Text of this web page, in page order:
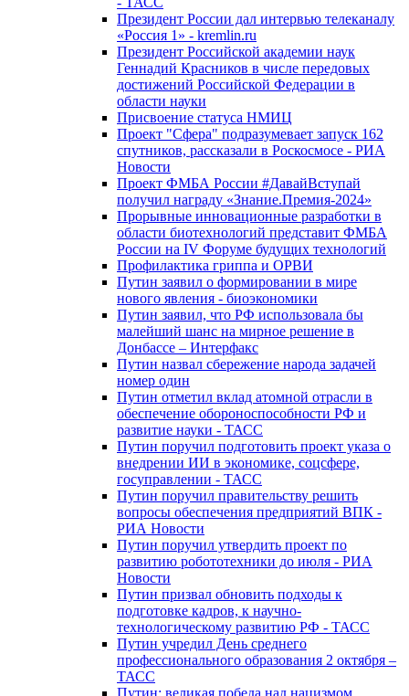
Президент России дал интервью телеканалу
«Россия 1» - kremlin.ru
Президент Российской академии наук
Геннадий Красников в числе передовых
достижений Российской Федерации в
области науки
Присвоение статуса НМИЦ
Проект "Сфера" подразумевает запуск 162
спутников, рассказали в Роскосмосе - РИА
Новости
Проект ФМБА России #ДавайВступай
получил награду «Знание.Премия-2024»
Прорывные инновационные разработки в
области биотехнологий представит ФМБА
России на IV Форуме будущих технологий
Профилактика гриппа и ОРВИ
Путин заявил о формировании в мире
нового явления - биоэкономики
Путин заявил, что РФ использовала бы
малейший шанс на мирное решение в
Донбассе – Интерфакс
Путин назвал сбережение народа задачей
номер один
Путин отметил вклад атомной отрасли в
обеспечение обороноспособности РФ и
развитие науки - ТАСС
Путин поручил подготовить проект указа о
внедрении ИИ в экономике, соцсфере,
госуправлении - ТАСС
Путин поручил правительству решить
вопросы обеспечения предприятий ВПК -
РИА Новости
Путин поручил утвердить проект по
развитию робототехники до июля - РИА
Новости
Путин призвал обновить подходы к
подготовке кадров, к научно-
технологическому развитию РФ - ТАСС
Путин учредил День среднего
профессионального образования 2 октября –
ТАСС
Путин: великая победа над нацизмом